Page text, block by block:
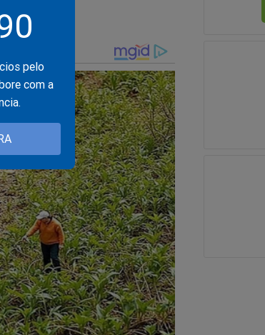
pelo
com a
o passado de Lula
que podem atingir o ministro
e censura imposta pelo
assinantes e parceiros
umassinante,o que lhe dará
e ter acesso exclusivo ao
no Brasil são revelados. Para